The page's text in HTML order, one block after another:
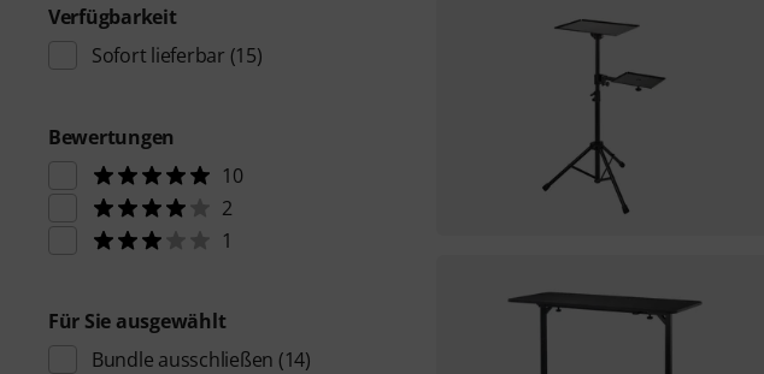
Verfügbarkeit
Sofort lieferbar (15)
Bewertungen
10
2
1
Für Sie ausgewählt
Bundle ausschließen (14)